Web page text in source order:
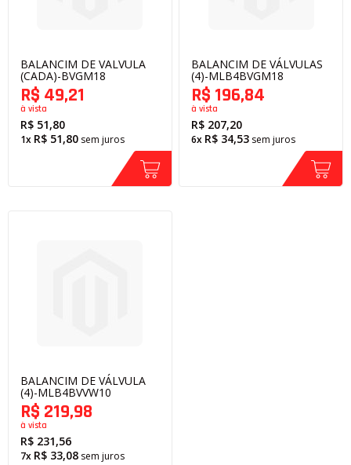
BALANCIM DE VALVULA
(CADA)-BVGM18
R$ 51,80
R$ 49,21
à vista
1x R$ 51,80 sem juros
BALANCIM DE VÁLVULAS
(4)-MLB4BVGM18
R$ 207,20
R$ 196,84
à vista
6x R$ 34,53 sem juros
BALANCIM DE VÁLVULA
(4)-MLB4BVVW10
R$ 231,56
R$ 219,98
à vista
7x R$ 33,08 sem juros